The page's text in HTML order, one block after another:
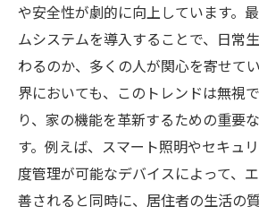
や安全性が劇的に向上しています。
ムシステムを導入することで、日常
わるのか、多くの人が関心を寄せて
界においても、このトレンドは無視
り、家の機能を革新するための重要
す。例えば、スマート照明やセキュ
度管理が可能なデバイスによって、
善されると同時に、居住者の生活の